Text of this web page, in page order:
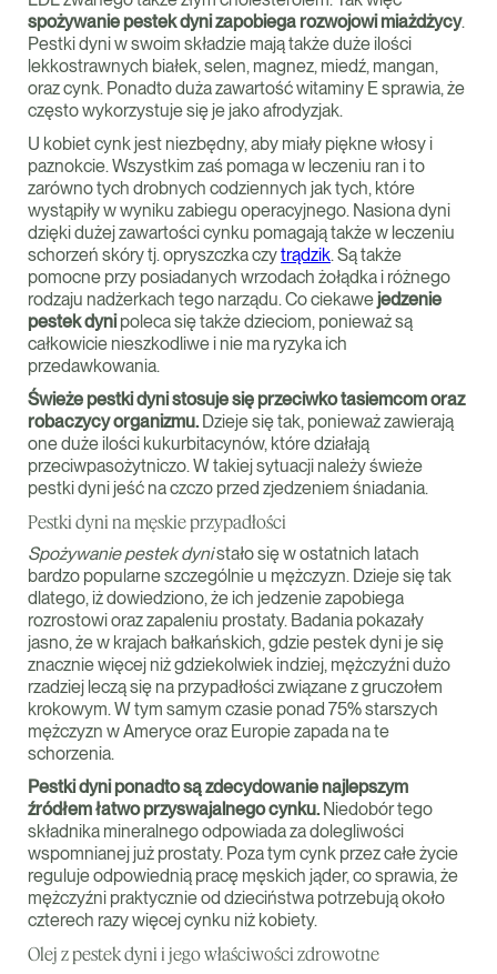
spożywanie pestek dyni zapobiega rozwojowi miażdżycy.
Pestki dyni w swoim składzie mają także duże ilości
lekkostrawnych białek, selen, magnez, miedź, mangan,
oraz cynk. Ponadto duża zawartość witaminy E sprawia, że
często wykorzystuje się je jako afrodyzjak.
U kobiet cynk jest niezbędny, aby miały piękne włosy i
paznokcie. Wszystkim zaś pomaga w leczeniu ran i to
zarówno tych drobnych codziennych jak tych, które
wystąpiły w wyniku zabiegu operacyjnego. Nasiona dyni
dzięki dużej zawartości cynku pomagają także w leczeniu
schorzeń skóry tj. opryszczka czytrądzik. Są także
pomocne przy posiadanych wrzodach żołądka i różnego
rodzaju nadżerkach tego narządu. Co ciekawejedzenie
pestek dynipoleca się także dzieciom, ponieważ są
całkowicie nieszkodliwe i nie ma ryzyka ich
przedawkowania.
Świeże pestki dyni stosuje się przeciwko tasiemcom oraz
robaczycy organizmu. Dzieje się tak, ponieważ zawierają
one duże ilości kukurbitacynów, które działają
przeciwpasożytniczo. W takiej sytuacji należy świeże
pestki dyni jeść na czczo przed zjedzeniem śniadania.
Pestki dyni na męskie przypadłości
Spożywanie pestek dynistało się w ostatnich latach
bardzo popularne szczególnie u mężczyzn. Dzieje się tak
dlatego, iż dowiedziono, że ich jedzenie zapobiega
rozrostowi oraz zapaleniu prostaty. Badania pokazały
jasno, że w krajach bałkańskich, gdzie pestek dyni je się
znacznie więcej niż gdziekolwiek indziej, mężczyźni dużo
rzadziej leczą się na przypadłości związane z gruczołem
krokowym. W tym samym czasie ponad 75% starszych
mężczyzn w Ameryce oraz Europie zapada na te
schorzenia.
Pestki dyni ponadto są zdecydowanie najlepszym
źródłem łatwo przyswajalnego cynku. Niedobór tego
składnika mineralnego odpowiada za dolegliwości
wspomnianej już prostaty. Poza tym cynk przez całe życie
reguluje odpowiednią pracę męskich jąder, co sprawia, że
mężczyźni praktycznie od dzieciństwa potrzebują około
czterech razy więcej cynku niż kobiety.
Olej z pestek dyni i jego właściwości zdrowotne